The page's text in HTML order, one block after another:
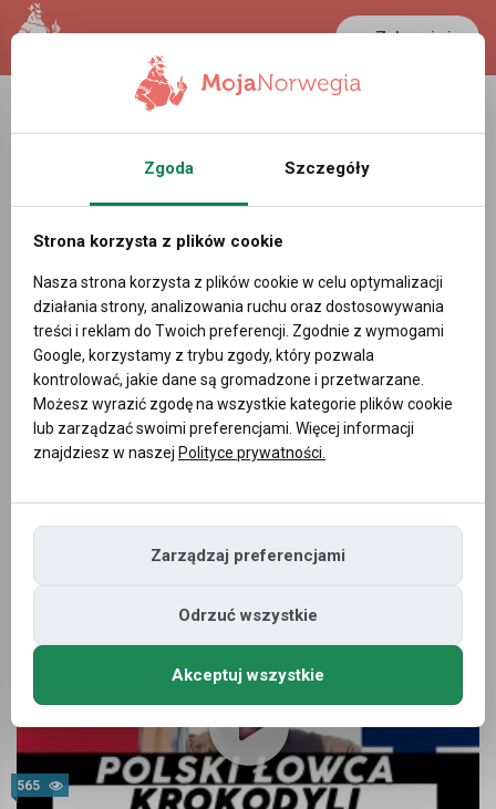
Zaloguj się
LANCASTER
35.3 °C 0.3894 PLN
Video
554
Jak każdy przyjechałam do Norwegii tylko na 2
Jak każdy przyjechałam do Norwegii tylko na 2 miesiące...
565
Zgoda Szczegóły
Strona korzysta z plików cookie
Nasza strona korzysta z plików cookie w celu optymalizacji
działania strony, analizowania ruchu oraz dostosowywania
treści i reklam do Twoich preferencji. Zgodnie z wymogami
Google, korzystamy z trybu zgody, który pozwala
kontrolować, jakie dane są gromadzone i przetwarzane.
Możesz wyrazić zgodę na wszystkie kategorie plików cookie
lub zarządzać swoimi preferencjami. Więcej informacji
znajdziesz w naszej Polityce prywatności.
Zarządzaj preferencjami
Odrzuć wszystkie
Akceptuj wszystkie